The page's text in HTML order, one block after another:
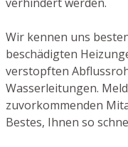
Wir kennen uns
beschädigten
verstopften
Wasserleitungen.
zuvorkommenden
Bestes, Ihnen so